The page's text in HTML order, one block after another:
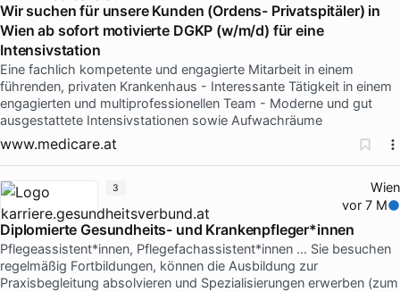
Wir suchen für unsere Kunden (Ordens- Privatspitäler) in
Wien ab sofort motivierte DGKP (w/m/d) für eine
Intensivstation
Eine fachlich kompetente und engagierte Mitarbeit in einem
führenden, privaten Krankenhaus - Interessante Tätigkeit in einem
engagierten und multiprofessionellen Team - Moderne und gut
ausgestattete Intensivstationen sowie Aufwachräume
www.medicare.at
Wien
vor 7 M
Diplomierte Gesundheits- und Krankenpfleger*innen
Pflegeassistent*innen, Pflegefachassistent*innen … Sie besuchen
regelmäßig Fortbildungen, können die Ausbildung zur
Praxisbegleitung absolvieren und Spezialisierungen erwerben (zum
3